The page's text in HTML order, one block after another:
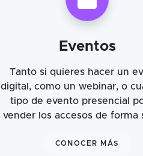
Eventos
Tanto si quieres hacer un
digital, como un webinar, o
tipo de evento presencial
vender los accesos de forma
CONOCER MÁS